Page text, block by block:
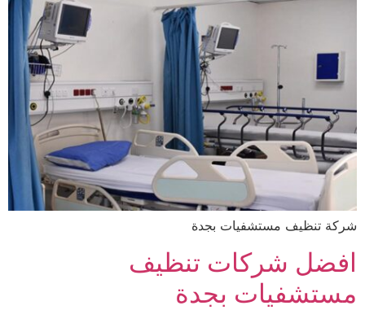
شركة تنظيف مستشفيات بجدة
افضل شركات تنظيف
مستشفيات بجدة